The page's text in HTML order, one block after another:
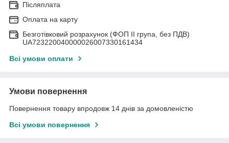
Післяплата
Оплата на карту
Безготівковий розрахунок (ФОП II група, без ПДВ)
UA723220040000026007330161434
Всі умови оплати
Умови повернення
Повернення товару впродовж 14 днів за домовленістю
Всі умови повернення